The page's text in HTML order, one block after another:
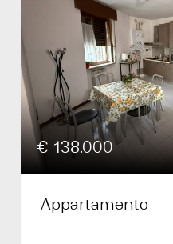
€ 138.000
Appartamento